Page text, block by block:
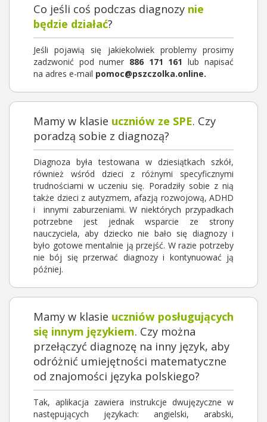
Co jeśli coś podczas diagnozy nie
będzie działać?
Jeśli pojawią się jakiekolwiek problemy prosimy
zadzwonić pod numer 886 171 161 lub napisać
na adres e-mail pomoc@pszczolka.online.
Mamy w klasie uczniów ze SPE. Czy
poradzą sobie z diagnozą?
Diagnoza była testowana w dziesiątkach szkół,
również wśród dzieci z różnymi specyficznymi
trudnościami w uczeniu się. Poradziły sobie z nią
także dzieci z autyzmem, afazją rozwojową, ADHD
i innymi zaburzeniami. W niektórych przypadkach
potrzebne jest jednak wsparcie ze strony
nauczyciela, aby dziecko nie bało się diagnozy i
było gotowe mentalnie ją przejść. W razie potrzeby
nie bój się przerwać diagnozy i kontynuować ją
później.
Mamy w klasie uczniów posługujących
się innym językiem. Czy można
przełączyć diagnozę na inny język, aby
odróżnić umiejętności matematyczne
od znajomości języka polskiego?
Tak, aplikacja zawiera instrukcje dwujęzyczne w
następujących językach: angielski, arabski,